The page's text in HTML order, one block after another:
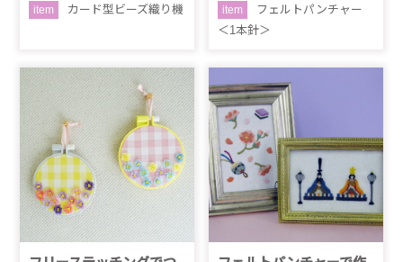
item カード型ビーズ織り機 item
フェルトパンチャー
＜1本針＞